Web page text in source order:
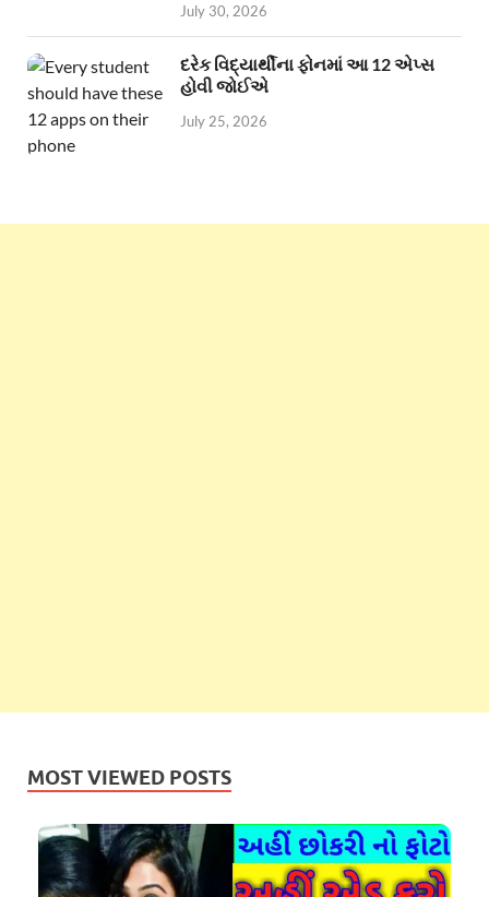
July 30, 2026
દરેક વિદ્યાર્થીના ફોનમાં આ 12 એપ્સ
હોવી જોઈએ
July 25, 2026
MOST VIEWED POSTS